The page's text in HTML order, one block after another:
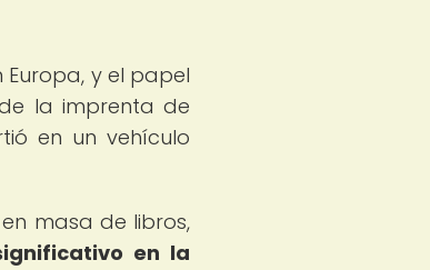
y el papel
la imprenta de
en un vehículo
masa de libros,
en la